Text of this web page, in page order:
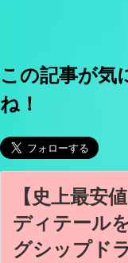
この記事が気
ね！
【史上最安
ディテール
グシップド